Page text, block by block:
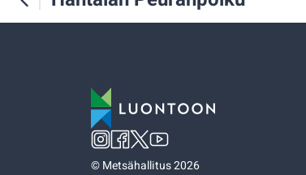
©Metsähallitus 2026